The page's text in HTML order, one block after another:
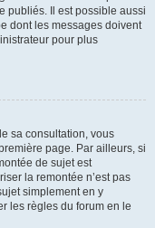
publiés. Il est possible aussi
dont les messages doivent
pour plus
sa consultation, vous
page. Par ailleurs, si
de sujet est
la remontée n’est pas
simplement en y
les règles du forum en le